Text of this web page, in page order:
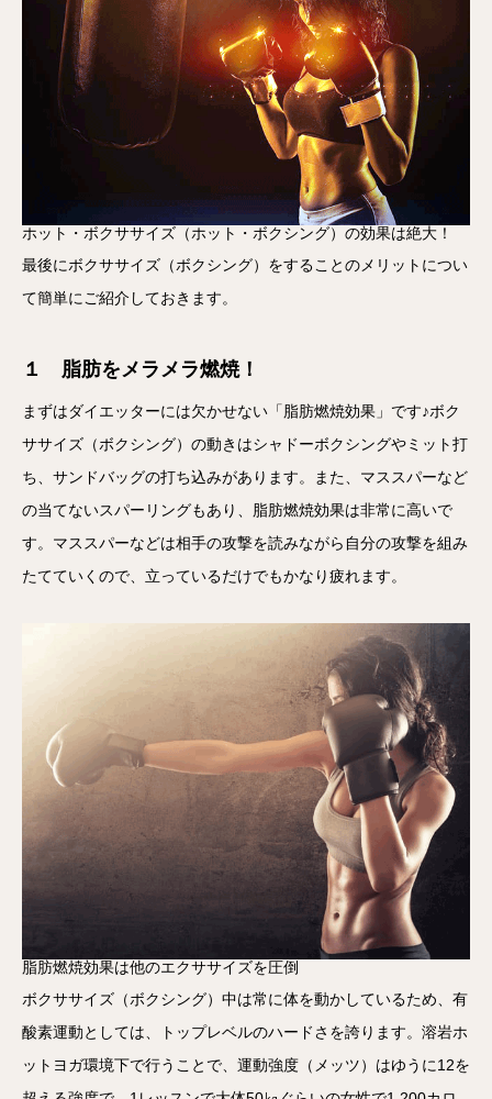
ホット・ボクササイズ（ホット・ボクシング）の効果は絶大！
最後にボクササイズ（ボクシング）をすることのメリットについ
て簡単にご紹介しておきます。
１ 脂肪をメラメラ燃焼！
まずはダイエッターには欠かせない「脂肪燃焼効果」です♪ボク
ササイズ（ボクシング）の動きはシャドーボクシングやミット打
ち、サンドバッグの打ち込みがあります。また、マススパーなど
の当てないスパーリングもあり、脂肪燃焼効果は非常に高いで
す。マススパーなどは相手の攻撃を読みながら自分の攻撃を組み
たてていくので、立っているだけでもかなり疲れます。
脂肪燃焼効果は他のエクササイズを圧倒
ボクササイズ（ボクシング）中は常に体を動かしているため、有
酸素運動としては、トップレベルのハードさを誇ります。溶岩ホ
ットヨガ環境下で行うことで、運動強度（メッツ）はゆうに12を